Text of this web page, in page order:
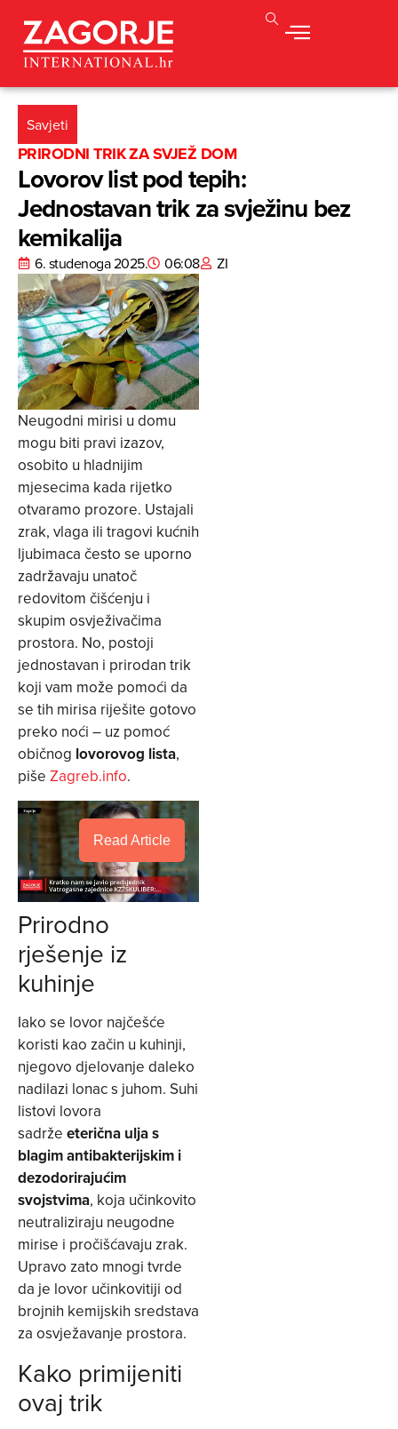
Savjeti
PRIRODNI TRIK ZA SVJEŽ DOM
Lovorov list pod tepih:
Jednostavan trik za svježinu bez
kemikalija
6. studenoga 2025. 06:08 ZI
Neugodni mirisi u domu
mogu biti pravi izazov,
osobito u hladnijim
mjesecima kada rijetko
otvaramo prozore. Ustajali
zrak, vlaga ili tragovi kućnih
ljubimaca često se uporno
zadržavaju unatoč
redovitom čišćenju i
skupim osvježivačima
prostora. No, postoji
jednostavan i prirodan trik
koji vam može pomoći da
se tih mirisa riješite gotovo
preko noći – uz pomoć
običnog lovorovog lista,
piše Zagreb.info.
Read Article
Prirodno
rješenje iz
kuhinje
Iako se lovor najčešće
koristi kao začin u kuhinji,
njegovo djelovanje daleko
nadilazi lonac s juhom. Suhi
listovi lovora
sadrže eterična ulja s
blagim antibakterijskim i
dezodorirajućim
svojstvima, koja učinkovito
neutraliziraju neugodne
mirise i pročišćavaju zrak.
Upravo zato mnogi tvrde
da je lovor učinkovitiji od
brojnih kemijskih sredstava
za osvježavanje prostora.
Kako primijeniti
ovaj trik